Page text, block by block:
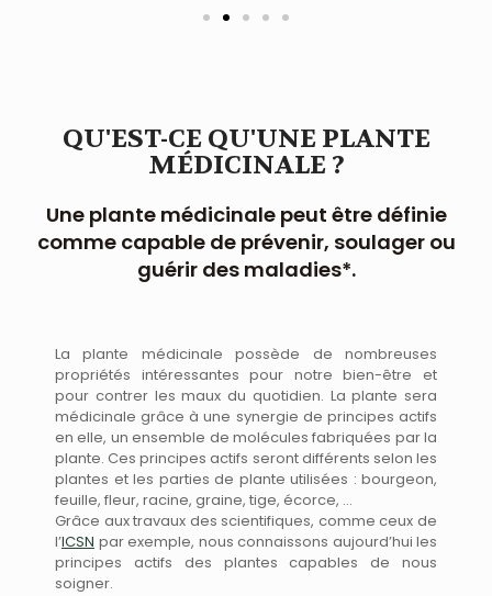
QU'EST-CE QU'UNE PLANTE
MÉDICINALE ?
Une plante médicinale peut être définie
comme capable de prévenir, soulager ou
guérir des maladies*.
La plante médicinale possède de nombreuses
propriétés intéressantes pour notre bien-être et
pour contrer les maux du quotidien. La plante sera
médicinale grâce à une synergie de principes actifs
en elle, un ensemble de molécules fabriquées par la
plante. Ces principes actifs seront différents selon les
plantes et les parties de plante utilisées : bourgeon,
feuille, fleur, racine, graine, tige, écorce, …
Grâce aux travaux des scientifiques, comme ceux de
l’ICSN par exemple, nous connaissons aujourd’hui les
principes actifs des plantes capables de nous
soigner.